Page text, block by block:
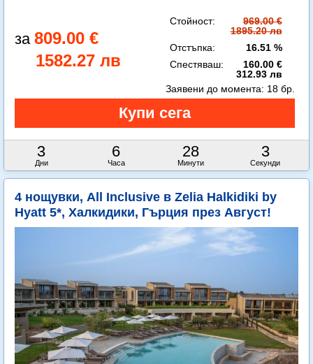
809.00 €
1582.27 лв
Стойност:
969.00 €
1895.20 лв
Отстъпка:
16.51 %
Спестяваш:
160.00 €
312.93 лв
3
Дни
6
Часа
28
Минути
0
Секунди
Заявени до момента: 18 бр.
4 нощувки, All Inclusive в Zelia Halkidiki by
Hyatt 5*, Халкидики, Гърция през Август!